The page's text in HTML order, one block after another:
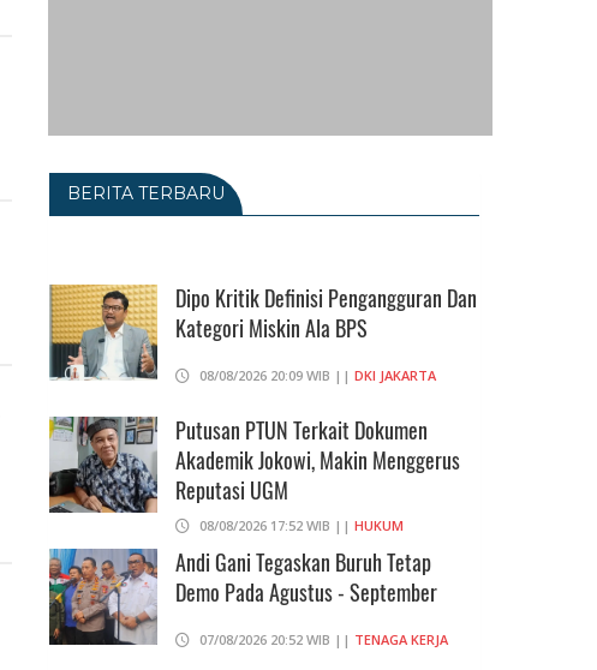
BERITA TERBARU
Dipo Kritik Definisi Pengangguran Dan
Kategori Miskin Ala BPS
08/08/2026 20:09 WIB || DKI JAKARTA
Putusan PTUN Terkait Dokumen
Akademik Jokowi, Makin Menggerus
Reputasi UGM
08/08/2026 17:52 WIB || HUKUM
Andi Gani Tegaskan Buruh Tetap
Demo Pada Agustus - September
07/08/2026 20:52 WIB || TENAGA KERJA